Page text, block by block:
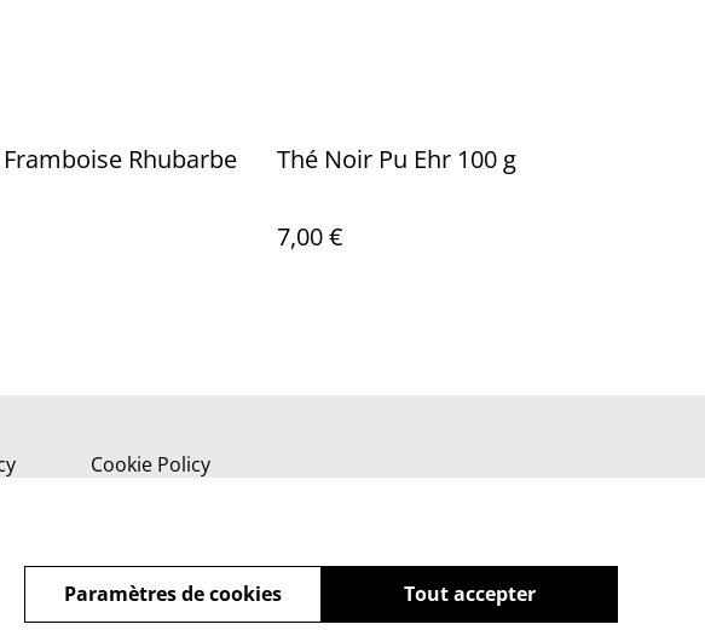
Rhubarbe
Thé Noir Pu Ehr 100 g
7,00 €
Cookie Policy
Tout accepter
Paramètres de cookies